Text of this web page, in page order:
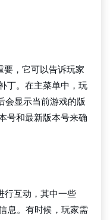
，它可以告诉玩家
丁。在主菜单中，玩
会显示当前游戏的版
号和最新版本号来确
行互动，其中一些
息。有时候，玩家需